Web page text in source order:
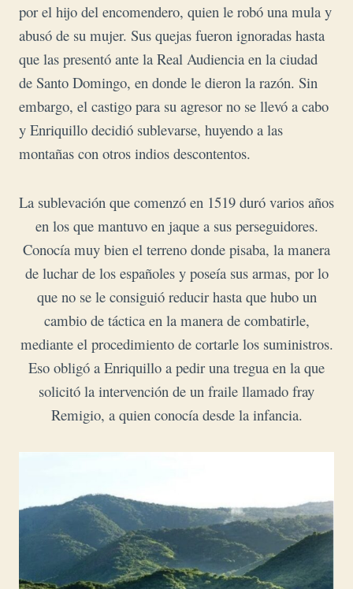
por el hijo del encomendero, quien le robó una mula y
abusó de su mujer. Sus quejas fueron ignoradas hasta
que las presentó ante la Real Audiencia en la ciudad
de Santo Domingo, en donde le dieron la razón. Sin
embargo, el castigo para su agresor no se llevó a cabo
y Enriquillo decidió sublevarse, huyendo a las
montañas con otros indios descontentos.
La sublevación que comenzó en 1519 duró varios años
en los que mantuvo en jaque a sus perseguidores.
Conocía muy bien el terreno donde pisaba, la manera
de luchar de los españoles y poseía sus armas, por lo
que no se le consiguió reducir hasta que hubo un
cambio de táctica en la manera de combatirle,
mediante el procedimiento de cortarle los suministros.
Eso obligó a Enriquillo a pedir una tregua en la que
solicitó la intervención de un fraile llamado fray
Remigio, a quien conocía desde la infancia.